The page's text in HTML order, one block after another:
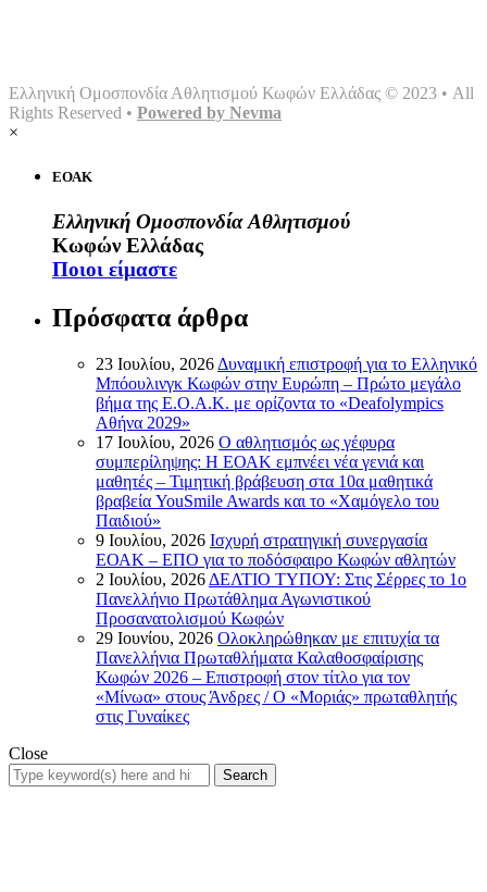
Ελληνική Ομοσπονδία Αθλητισμού Κωφών Ελλάδας © 2023 • All
Rights Reserved • Powered by Nevma
×
ΕΟΑΚ
Ελληνική Ομοσπονδία Αθλητισμού
Κωφών Ελλάδας
Ποιοι είμαστε
Πρόσφατα άρθρα
23 Ιουλίου, 2026 Δυναμική επιστροφή για το Ελληνικό
Μπόουλινγκ Κωφών στην Ευρώπη – Πρώτο μεγάλο
βήμα της Ε.Ο.Α.Κ. με ορίζοντα το «Deafolympics
Αθήνα 2029»
17 Ιουλίου, 2026 Ο αθλητισμός ως γέφυρα
συμπερίληψης: Η ΕΟΑΚ εμπνέει νέα γενιά και
μαθητές – Τιμητική βράβευση στα 10α μαθητικά
βραβεία YouSmile Awards και το «Χαμόγελο του
Παιδιού»
9 Ιουλίου, 2026 Ισχυρή στρατηγική συνεργασία
ΕΟΑΚ – ΕΠΟ για το ποδόσφαιρο Κωφών αθλητών
2 Ιουλίου, 2026 ΔΕΛΤΙΟ ΤΥΠΟΥ: Στις Σέρρες το 1ο
Πανελλήνιο Πρωτάθλημα Αγωνιστικού
Προσανατολισμού Κωφών
29 Ιουνίου, 2026 Ολοκληρώθηκαν με επιτυχία τα
Πανελλήνια Πρωταθλήματα Καλαθοσφαίρισης
Κωφών 2026 – Επιστροφή στον τίτλο για τον
«Μίνωα» στους Άνδρες / Ο «Μοριάς» πρωταθλητής
στις Γυναίκες
Close